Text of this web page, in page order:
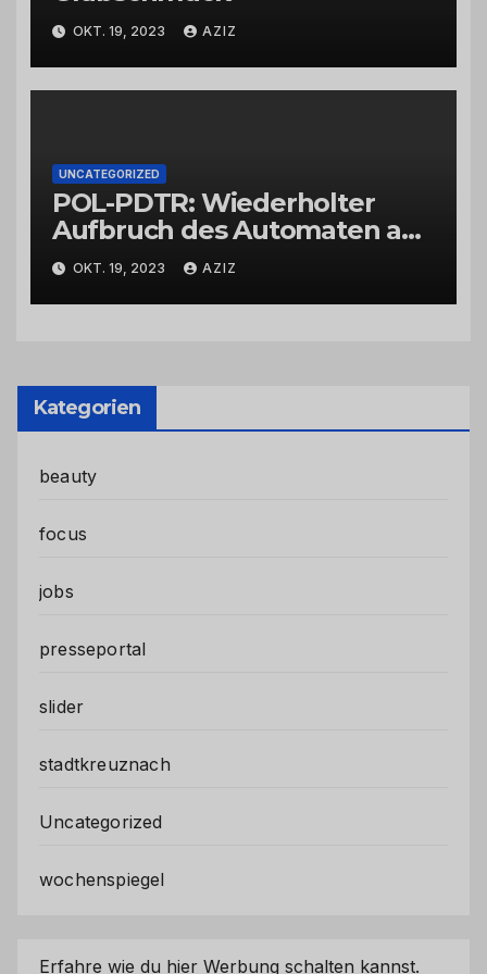
OKT. 19, 2023 AZIZ
UNCATEGORIZED
POL-PDTR: Wiederholter
Aufbruch des Automaten am
Wohnmobilstellplatz in
Hermeskeil am Labachweg
OKT. 19, 2023 AZIZ
Kategorien
beauty
focus
jobs
presseportal
slider
stadtkreuznach
Uncategorized
wochenspiegel
Erfahre wie du hier Werbung schalten kannst.